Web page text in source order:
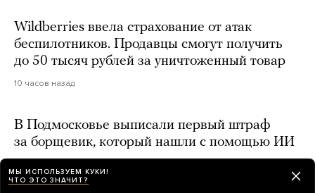
Wildberries ввела страхование от атак
беспилотников. Продавцы смогут получить
до 50 тысяч рублей за уничтоженный товар
10 часов назад
В Подмосковье выписали первый штраф
за борщевик, который нашли с помощью ИИ
МЫ ИСПОЛЬЗУЕМ КУКИ!
ЧТО ЭТО ЗНАЧИТ?